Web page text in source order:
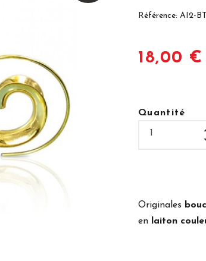
Référence: AI2-
18,00 €
Quantité
Originales
en
laiton